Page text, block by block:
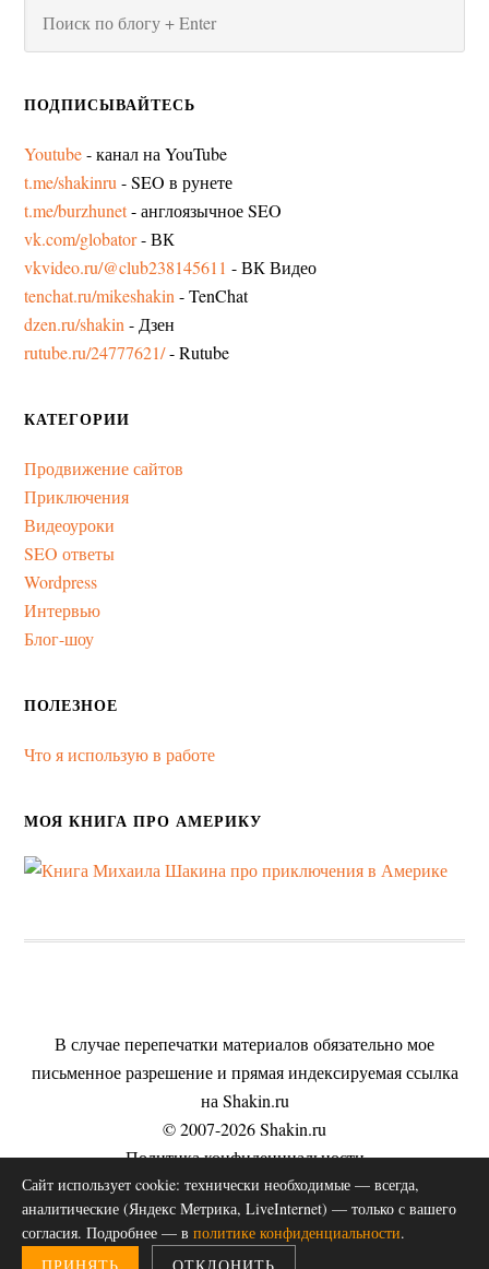
ПОДПИСЫВАЙТЕСЬ
Youtube- канал на YouTube
t.me/shakinru - SEO в рунете
t.me/burzhunet- англоязычное SEO
vk.com/globator- ВК
vkvideo.ru/@club238145611 - ВК Видео
tenchat.ru/mikeshakin - TenChat
dzen.ru/shakin - Дзен
rutube.ru/24777621/- Rutube
КАТЕГОРИИ
Продвижение сайтов
Приключения
Видеоуроки
SEO ответы
Wordpress
Интервью
Блог-шоу
ПОЛЕЗНОЕ
Что я использую в работе
МОЯ КНИГА ПРО АМЕРИКУ
В случае перепечатки материалов обязательно мое
письменное разрешение и прямая индексируемая ссылка
на Shakin.ru
© 2007-2026 Shakin.ru
Политика конфиденциальности
Пользовательское соглашение
Согласие на обработку персональных данных
Публичная оферта на оказание услуг
Сайт использует cookie: технически необходимые — всегда,
аналитические (Яндекс Метрика, LiveInternet) — только с вашего
согласия. Подробнее — в политике конфиденциальности.